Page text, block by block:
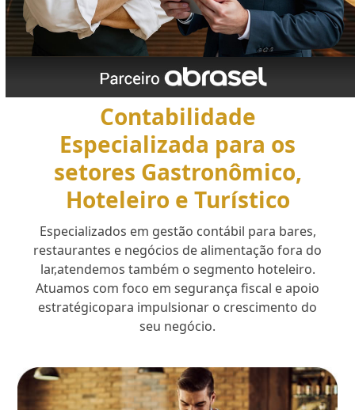
Contabilidade
Especializada para os
setores Gastronômico,
Hoteleiro e Turístico
Especializados em gestão contábil para bares,
restaurantes e negócios de alimentação fora do
lar,atendemos também o segmento hoteleiro.
Atuamos com foco em segurança fiscal e apoio
estratégicopara impulsionar o crescimento do
seu negócio.